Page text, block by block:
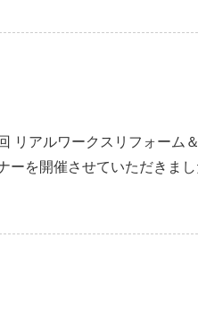
リアルワークスリフォーム
ーを開催させていただきま